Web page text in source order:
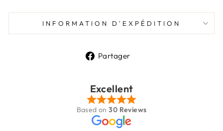
INFORMATION D'EXPÉDITION
Partager
Facebook
Excellent
Based on 30 Reviews